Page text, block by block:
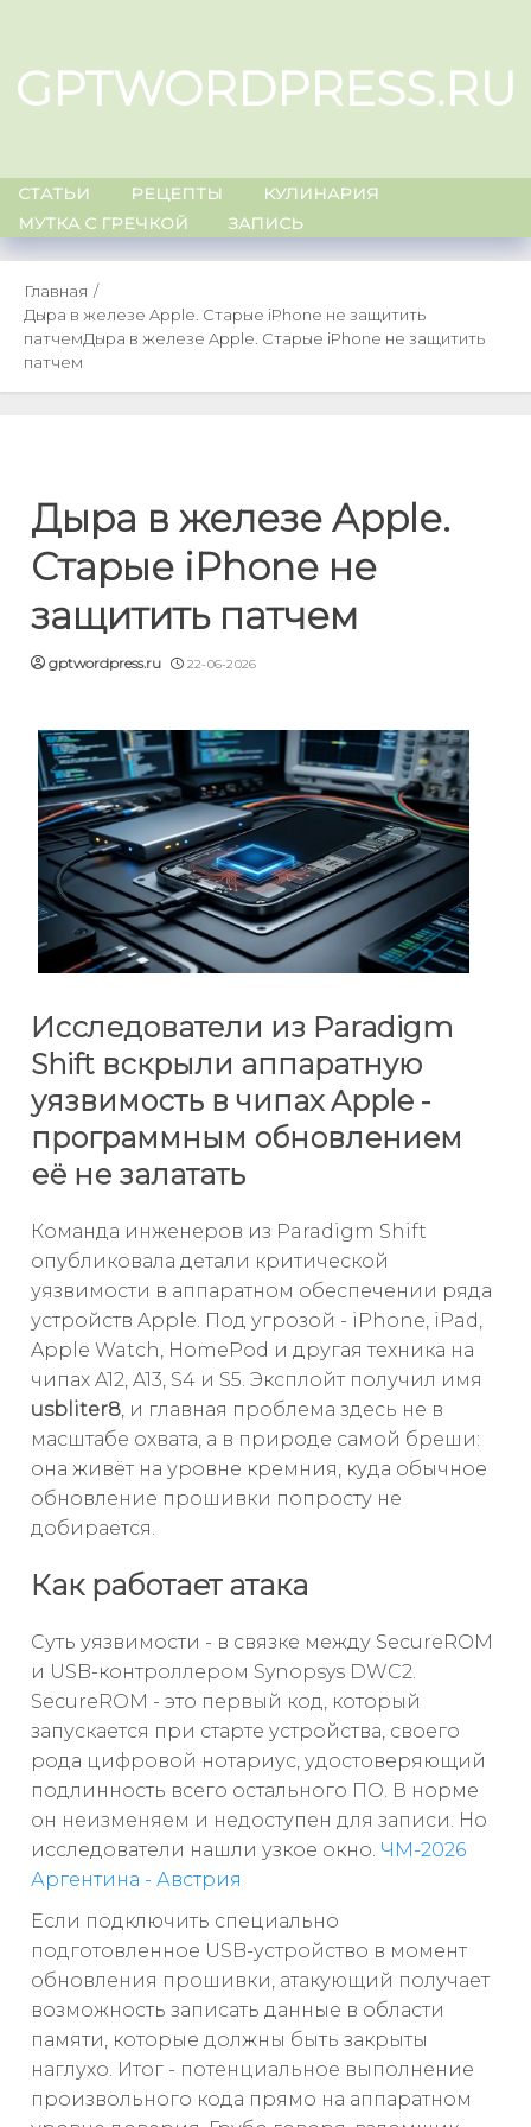
content
GPTWORDPRESS.RU
СТАТЬИ РЕЦЕПТЫ
КУЛИНАРИЯ
МУТКА С ГРЕЧКОЙ
ЗАПИСЬ
Главная
Дыра в железе Apple. Старые iPhone не защитить
патчемДыра в железе Apple. Старые iPhone не защитить
патчем
Дыра в железе Apple.
Старые iPhone не
защитить патчем
gptwordpress.ru 22-06-2026
Исследователи из Paradigm
Shift вскрыли аппаратную
уязвимость в чипах Apple -
программным обновлением
её не залатать
Команда инженеров из Paradigm Shift
опубликовала детали критической
уязвимости в аппаратном обеспечении ряда
устройств Apple. Под угрозой - iPhone, iPad,
Apple Watch, HomePod и другая техника на
чипах A12, A13, S4 и S5. Эксплойт получил имя
usbliter8, и главная проблема здесь не в
масштабе охвата, а в природе самой бреши:
она живёт на уровне кремния, куда обычное
обновление прошивки попросту не
добирается.
Как работает атака
Суть уязвимости - в связке между SecureROM
и USB-контроллером Synopsys DWC2.
SecureROM - это первый код, который
запускается при старте устройства, своего
рода цифровой нотариус, удостоверяющий
подлинность всего остального ПО. В норме
он неизменяем и недоступен для записи. Но
исследователи нашли узкое окно. ЧМ-2026
Аргентина - Австрия
Если подключить специально
подготовленное USB-устройство в момент
обновления прошивки, атакующий получает
возможность записать данные в области
памяти, которые должны быть закрыты
наглухо. Итог - потенциальное выполнение
произвольного кода прямо на аппаратном